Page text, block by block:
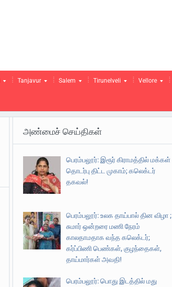
Tanjavur Salem Tirunelveli Vellore
அண்மைச் செய்திகள்
பெரம்பலூர்: இரூர் கிராமத்தில் மக்கள்
தொடர்பு திட்ட முகாம்; கலெக்டர்
தகவல்!
பெரம்பலூர்: உலக தாய்பால் தின விழா ;
சுமார் ஒன்றரை மணி நேரம்
காலதாமதாக வந்த கலெக்டர்;
கர்ப்பிணி பெண்கள், குழந்தைகள்,
தாய்மார்கள் அவதி!
பெரம்பலூர்: பொது இடத்தில் மது